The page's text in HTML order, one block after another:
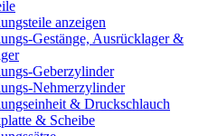
anzeigen
Gestänge, Ausrücklager &
Geberzylinder
Nehmerzylinder
& Druckschlauch
& Scheibe